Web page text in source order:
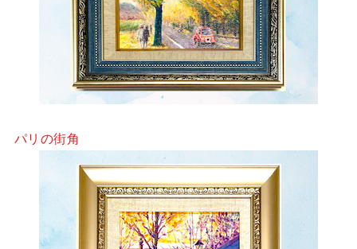
パリの街角